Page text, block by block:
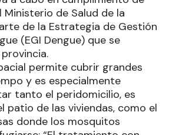
de Salud de la
de la Estrategia de Gestión
(EGI Dengue) que se
permite cubrir grandes
y es especialmente
tanto el peridomicilio, es
patio de las viviendas, como el
donde los mosquitos